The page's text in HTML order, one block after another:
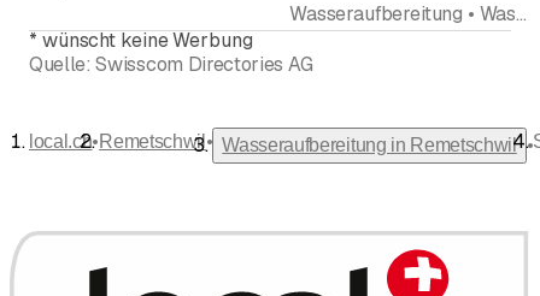
Wasseraufbereitung • Wassertechnik • Entkalkung
* wünscht keine Werbung
Quelle: Swisscom Directories AG
local.ch•Remetschwil• Wasseraufbereitung in Remetschwil •